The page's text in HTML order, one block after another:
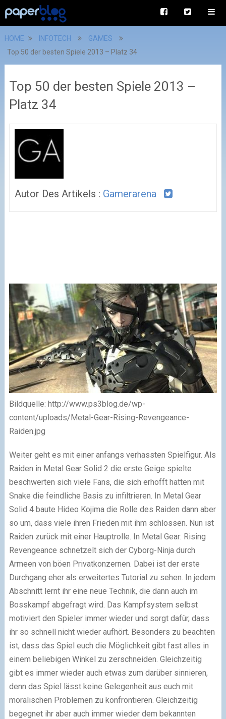
HOME INFOTECH
GAMES
Top 50 der besten Spiele 2013 – Platz 34
Top 50 der besten Spiele 2013 –
Platz 34
Autor Des Artikels : Gamerarena
Bildquelle: http://www.ps3blog.de/wp-
content/uploads/Metal-Gear-Rising-Revengeance-
Raiden.jpg
Weiter geht es mit einer anfangs verhassten Spielfigur. Als
Raiden in Metal Gear Solid 2 die erste Geige spielte
beschwerten sich viele Fans, die sich erhofft hatten mit
Snake die feindliche Basis zu infiltrieren. In Metal Gear
Solid 4 baute Hideo Kojima die Rolle des Raiden dann aber
so um, dass viele ihren Frieden mit ihm schlossen. Nun ist
Raiden zurück mit einer Hauptrolle. In Metal Gear: Rising
Revengeance schnetzelt sich der Cyborg-Ninja durch
Armeen von böen Privatkonzernen. Dabei ist der erste
Durchgang eher als erweitertes Tutorial zu sehen. In jedem
Abschnitt lernt ihr eine neue Technik, die dann auch im
Bosskampf abgefragt wird. Das Kampfsystem selbst
motiviert den Spieler immer wieder und sorgt dafür, dass
ihr so schnell nicht wieder aufhört. Besonders zu beachten
ist, dass das Spiel euch die Möglichkeit gibt fast alles in
einem beliebigen Winkel zu zerschneiden. Gleichzeitig
gibt es immer wieder auch etwas zum darüber sinnieren,
denn das Spiel lässt keine Gelegenheit aus euch mit
moralischen Problemen zu konfrontieren. Gleichzeitig
begegnet ihr aber auch immer wieder dem bekannten